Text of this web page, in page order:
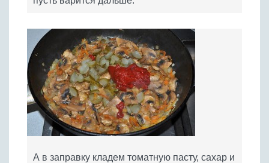
А в заправку кладем томатную пасту, сахар и